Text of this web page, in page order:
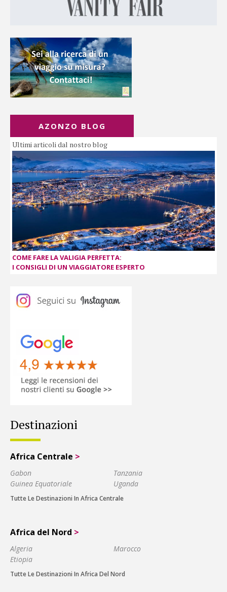
AZONZO BLOG
Ultimi articoli dal nostro blog
COME FARE LA VALIGIA PERFETTA:
I CONSIGLI DI UN VIAGGIATORE ESPERTO
Destinazioni
Africa Centrale >
Gabon
Guinea Equatoriale
Tanzania
Uganda
Tutte Le Destinazioni In Africa Centrale
Africa del Nord >
Algeria
Etiopia
Marocco
Tutte Le Destinazioni In Africa Del Nord